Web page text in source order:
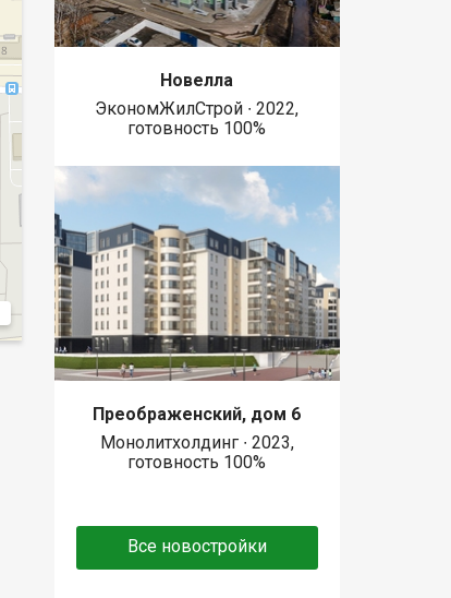
Новелла
ЭкономЖилСтрой ∙ 2022,
готовность 100%
Преображенский, дом 6
Монолитхолдинг ∙ 2023,
готовность 100%
Все новостройки